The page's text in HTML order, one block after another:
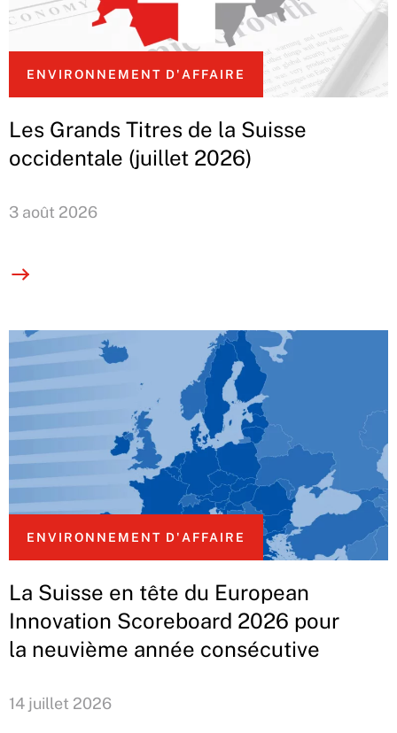
ENVIRONNEMENT D'AFFAIRE
Les Grands Titres de la Suisse
occidentale (juillet 2026)
3 août 2026
ENVIRONNEMENT D'AFFAIRE
La Suisse en tête du European
Innovation Scoreboard 2026 pour
la neuvième année consécutive
14 juillet 2026